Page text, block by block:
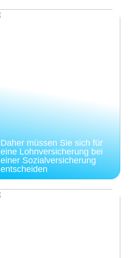
Daher müssen Sie sich für
eine Lohnversicherung bei
einer Sozialversicherung
entscheiden